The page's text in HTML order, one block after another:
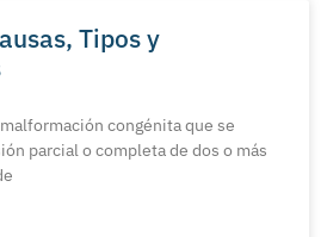
Tipos y
congénita que se
parcial o completa de dos o más